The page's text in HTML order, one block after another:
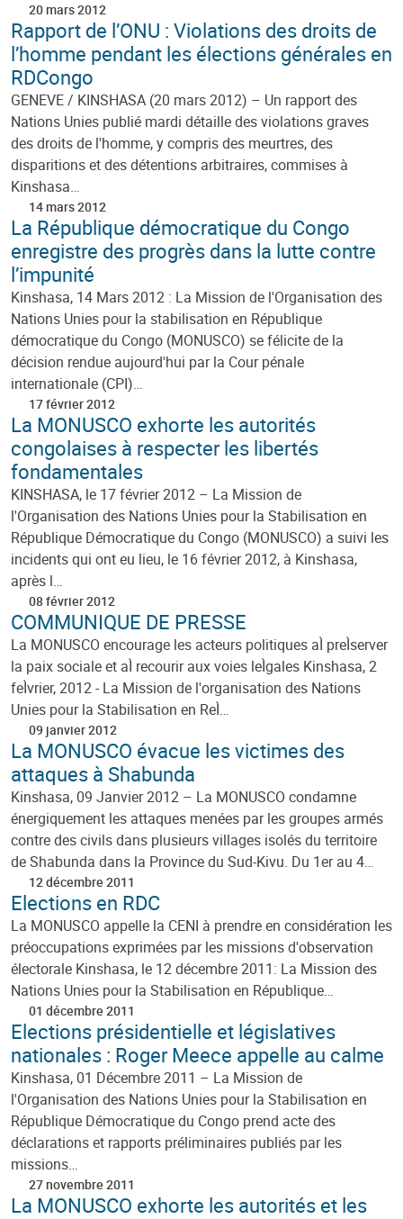
20 mars 2012
Rapport de l’ONU : Violations des droits de
l’homme pendant les élections générales en
RDCongo
GENEVE / KINSHASA (20 mars 2012) – Un rapport des
Nations Unies publié mardi détaille des violations graves
des droits de l'homme, y compris des meurtres, des
disparitions et des détentions arbitraires, commises à
Kinshasa…
14 mars 2012
La République démocratique du Congo
enregistre des progrès dans la lutte contre
l’impunité
Kinshasa, 14 Mars 2012 : La Mission de l'Organisation des
Nations Unies pour la stabilisation en République
démocratique du Congo (MONUSCO) se félicite de la
décision rendue aujourd'hui par la Cour pénale
internationale (CPI)…
17 février 2012
La MONUSCO exhorte les autorités
congolaises à respecter les libertés
fondamentales
KINSHASA, le 17 février 2012 – La Mission de
l'Organisation des Nations Unies pour la Stabilisation en
République Démocratique du Congo (MONUSCO) a suivi les
incidents qui ont eu lieu, le 16 février 2012, à Kinshasa,
après l…
08 février 2012
COMMUNIQUE DE PRESSE
La MONUSCO encourage les acteurs politiques aÌ preÌserver
la paix sociale et aÌ recourir aux voies leÌgales Kinshasa, 2
feÌvrier, 2012 - La Mission de l'organisation des Nations
Unies pour la Stabilisation en ReÌ…
09 janvier 2012
La MONUSCO évacue les victimes des
attaques à Shabunda
Kinshasa, 09 Janvier 2012 – La MONUSCO condamne
énergiquement les attaques menées par les groupes armés
contre des civils dans plusieurs villages isolés du territoire
de Shabunda dans la Province du Sud-Kivu. Du 1er au 4…
12 décembre 2011
Elections en RDC
La MONUSCO appelle la CENI à prendre en considération les
préoccupations exprimées par les missions d'observation
électorale Kinshasa, le 12 décembre 2011: La Mission des
Nations Unies pour la Stabilisation en République…
01 décembre 2011
Elections présidentielle et législatives
nationales : Roger Meece appelle au calme
Kinshasa, 01 Décembre 2011 – La Mission de
l'Organisation des Nations Unies pour la Stabilisation en
République Démocratique du Congo prend acte des
déclarations et rapports préliminaires publiés par les
missions…
27 novembre 2011
La MONUSCO exhorte les autorités et les